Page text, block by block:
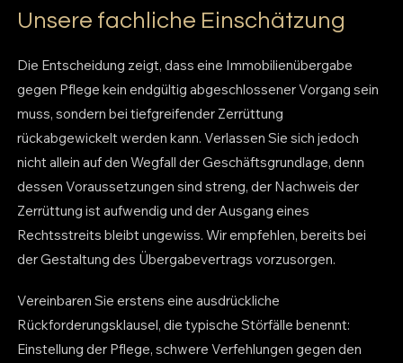
Unsere fachliche Einschätzung
Die Entscheidung zeigt, dass eine Immobilienübergabe
gegen Pflege kein endgültig abgeschlossener Vorgang sein
muss, sondern bei tiefgreifender Zerrüttung
rückabgewickelt werden kann. Verlassen Sie sich jedoch
nicht allein auf den Wegfall der Geschäftsgrundlage, denn
dessen Voraussetzungen sind streng, der Nachweis der
Zerrüttung ist aufwendig und der Ausgang eines
Rechtsstreits bleibt ungewiss. Wir empfehlen, bereits bei
der Gestaltung des Übergabevertrags vorzusorgen.
Vereinbaren Sie erstens eine ausdrückliche
Rückforderungsklausel, die typische Störfälle benennt:
Einstellung der Pflege, schwere Verfehlungen gegen den